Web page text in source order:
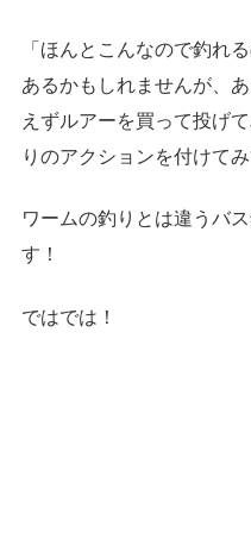
「ほんとこんなので釣れ
あるかもしれませんが、
えずルアーを買って投げ
りのアクションを付けて
ワームの釣りとは違うバ
す！
ではでは！